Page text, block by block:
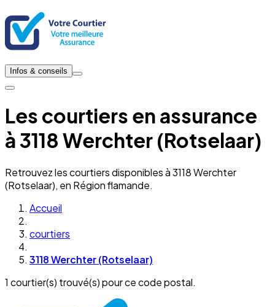
Infos & conseils
Les courtiers en assurance
à 3118 Werchter (Rotselaar)
Retrouvez les courtiers disponibles à 3118 Werchter
(Rotselaar), en Région flamande.
Accueil
courtiers
3118 Werchter (Rotselaar)
1 courtier(s) trouvé(s) pour ce code postal.